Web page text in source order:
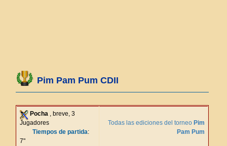
Pim Pam Pum CDII
Pocha , breve, 3
Jugadores
Tiempos de partida:
7"
Todas las ediciones del torneo Pim
Pam Pum